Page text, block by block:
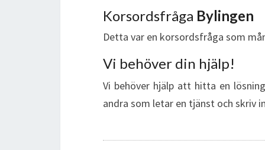
Korsordsfråga Bylingen
Detta var en korsordsfråga som
Vi behöver din hjälp!
Vi behöver hjälp att hitta en
andra som letar en tjänst och skriv